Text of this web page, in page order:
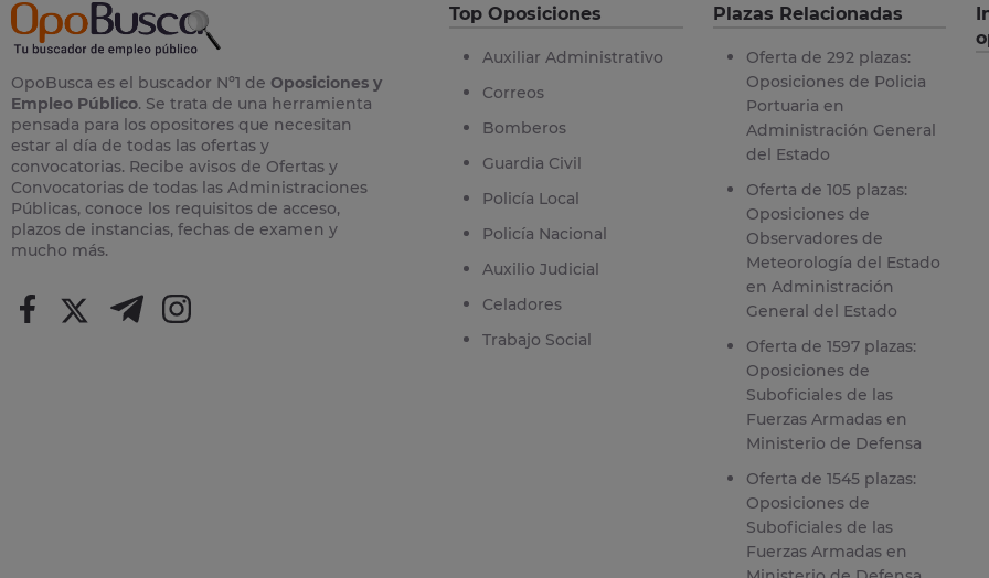
OpoBusca es el buscador Nº1 de Oposiciones y
Empleo Público. Se trata de una herramienta
pensada para los opositores que necesitan
estar al día de todas las ofertas y
convocatorias. Recibe avisos de Ofertas y
Convocatorias de todas las Administraciones
Públicas, conoce los requisitos de acceso,
plazos de instancias, fechas de examen y
mucho más.
Top Oposiciones
Auxiliar Administrativo
Correos
Bomberos
Guardia Civil
Policía Local
Policía Nacional
Auxilio Judicial
Celadores
Trabajo Social
Plazas Relacionadas
Oferta de 292 plazas:
Oposiciones de Policia
Portuaria en
Administración General
del Estado
Oferta de 105 plazas:
Oposiciones de
Observadores de
Meteorología del Estado
en Administración
General del Estado
Oferta de 1597 plazas:
Oposiciones de
Suboficiales de las
Fuerzas Armadas en
Ministerio de Defensa
Oferta de 1545 plazas:
Oposiciones de
Suboficiales de las
Fuerzas Armadas en